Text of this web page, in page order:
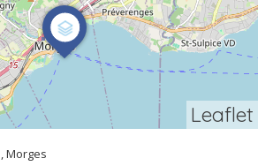
Leaflet
Morges